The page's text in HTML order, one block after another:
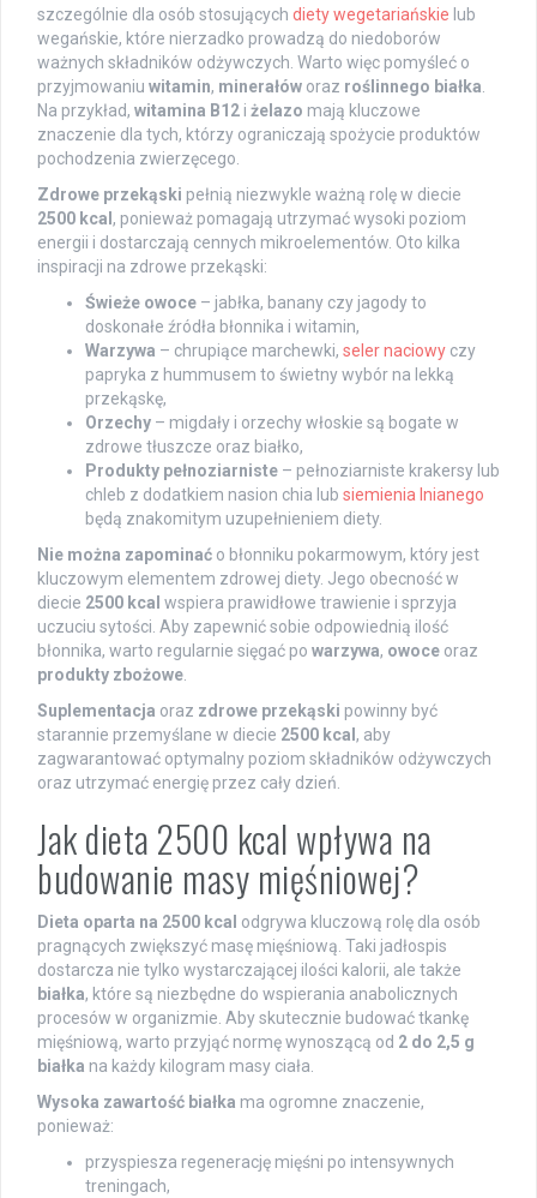
szczególnie dla osób stosujących diety wegetariańskie lub
wegańskie, które nierzadko prowadzą do niedoborów
ważnych składników odżywczych. Warto więc pomyśleć o
przyjmowaniu witamin, minerałów oraz roślinnego białka.
Na przykład, witamina B12 i żelazo mają kluczowe
znaczenie dla tych, którzy ograniczają spożycie produktów
pochodzenia zwierzęcego.
Zdrowe przekąski pełnią niezwykle ważną rolę w diecie
2500 kcal , ponieważ pomagają utrzymać wysoki poziom
energii i dostarczają cennych mikroelementów. Oto kilka
inspiracji na zdrowe przekąski:
Świeże owoce – jabłka, banany czy jagody to
doskonałe źródła błonnika i witamin,
Warzywa – chrupiące marchewki, seler naciowy czy
papryka z hummusem to świetny wybór na lekką
przekąskę,
Orzechy – migdały i orzechy włoskie są bogate w
zdrowe tłuszcze oraz białko,
Produkty pełnoziarniste – pełnoziarniste krakersy lub
chleb z dodatkiem nasion chia lub siemienia lnianego
będą znakomitym uzupełnieniem diety.
Nie można zapominać o błonniku pokarmowym, który jest
kluczowym elementem zdrowej diety. Jego obecność w
diecie 2500 kcal wspiera prawidłowe trawienie i sprzyja
uczuciu sytości. Aby zapewnić sobie odpowiednią ilość
błonnika, warto regularnie sięgać po warzywa, owoce oraz
produkty zbożowe.
Suplementacja oraz zdrowe przekąski powinny być
starannie przemyślane w diecie 2500 kcal , aby
zagwarantować optymalny poziom składników odżywczych
oraz utrzymać energię przez cały dzień.
Jak dieta 2500 kcal wpływa na
budowanie masy mięśniowej?
Dieta oparta na 2500 kcal odgrywa kluczową rolę dla osób
pragnących zwiększyć masę mięśniową. Taki jadłospis
dostarcza nie tylko wystarczającej ilości kalorii, ale także
białka, które są niezbędne do wspierania anabolicznych
procesów w organizmie. Aby skutecznie budować tkankę
mięśniową, warto przyjąć normę wynoszącą od 2 do 2,5 g
białka na każdy kilogram masy ciała.
Wysoka zawartość białka ma ogromne znaczenie,
ponieważ:
przyspiesza regenerację mięśni po intensywnych
treningach,